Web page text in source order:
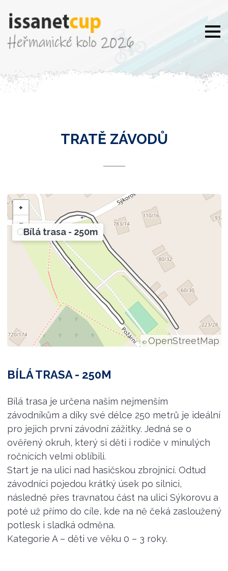
TRATĚ ZÁVODŮ
+
−
© OpenStreetMap
Bílá trasa - 250m
BÍLÁ TRASA - 250M
Bílá trasa je určena našim nejmenším
závodníkům a díky své délce 250 metrů je ideální
pro jejich první závodní zážitky. Jedná se o
ověřený okruh, který si děti i rodiče v minulých
ročnících velmi oblíbili.
Start je na ulici nad hasičskou zbrojnicí. Odtud
závodníci pojedou krátký úsek po silnici,
následně přes travnatou část na ulici Sýkorovu a
poté už přímo do cíle, kde na ně čeká zasloužený
potlesk i sladká odměna.
Kategorie A – děti ve věku 0 – 3 roky.